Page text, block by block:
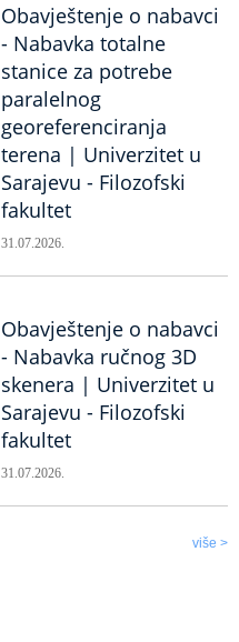
Obavještenje o nabavci
- Nabavka totalne
stanice za potrebe
paralelnog
georeferenciranja
terena | Univerzitet u
Sarajevu - Filozofski
fakultet
31.07.2026.
Obavještenje o nabavci
- Nabavka ručnog 3D
skenera | Univerzitet u
Sarajevu - Filozofski
fakultet
31.07.2026.
više >